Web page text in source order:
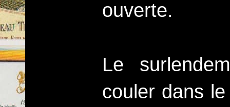
ouverte.
Le
couler dans